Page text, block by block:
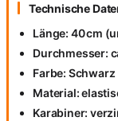
Technische
Länge: 40 cm
Durchmesser:
Farbe: Schwarz
Material:
Karabiner: